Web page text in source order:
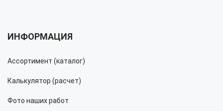
ИНФОРМАЦИЯ
Ассортимент (каталог)
Калькулятор (расчет)
Фото наших работ